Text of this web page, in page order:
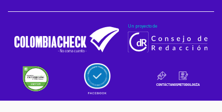
Un proyecto de
CONTÁCTANOSMETODOLOGÍA